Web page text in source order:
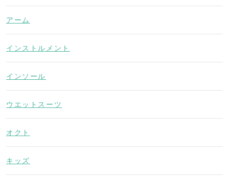
アーム
インストルメント
インソール
ウエットスーツ
オクト
キッズ